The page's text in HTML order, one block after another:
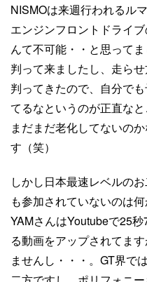
NISMOは来週行われるル
エンジンフロントドライ
んて不可能・・と思って
判って来ましたし、走ら
判ってきたので、自分で
てるなというのが正直なと
まだまだ老化してないの
す（笑）
しかし日本最速レベルの
も参加されていないのは
YAMさんはYoutubeで25
る動画をアップされてま
ませんし・・・。GT界で